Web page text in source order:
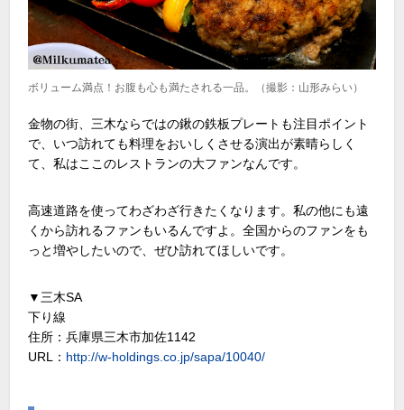
ボリューム満点！お腹も心も満たされる一品。（撮影：山形みらい）
金物の街、三木ならではの鍬の鉄板プレートも注目ポイント
で、いつ訪れても料理をおいしくさせる演出が素晴らしく
て、私はここのレストランの大ファンなんです。
高速道路を使ってわざわざ行きたくなります。私の他にも遠
くから訪れるファンもいるんですよ。全国からのファンをも
っと増やしたいので、ぜひ訪れてほしいです。
▼三木SA
下り線
住所：兵庫県三木市加佐1142
URL： http://w-holdings.co.jp/sapa/10040/